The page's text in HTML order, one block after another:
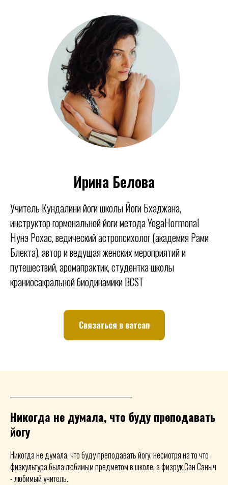
Ирина Белова
Учитель Кундалини йоги школы Йоги Бхаджана,
инструктор гормональной йоги метода YogaHormonal
Нунэ Рохас, ведический астропсихолог (академия Рами
Блекта), автор и ведущая женских мероприятий и
путешествий, аромапрактик, студентка школы
краниосакральной биодинамики BCST
Связаться в ватсап
Никогда не думала, что буду преподавать
йогу
Никогда не думала, что буду преподавать йогу, несмотря на то что
физкультура была любимым предметом в школе, а физрук Сан Саныч
- любимый учитель.